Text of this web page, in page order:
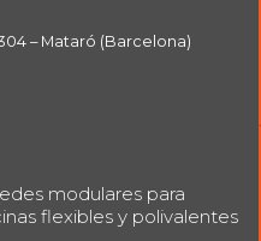
– Mataró (Barcelona)
modulares para
flexibles y polivalentes